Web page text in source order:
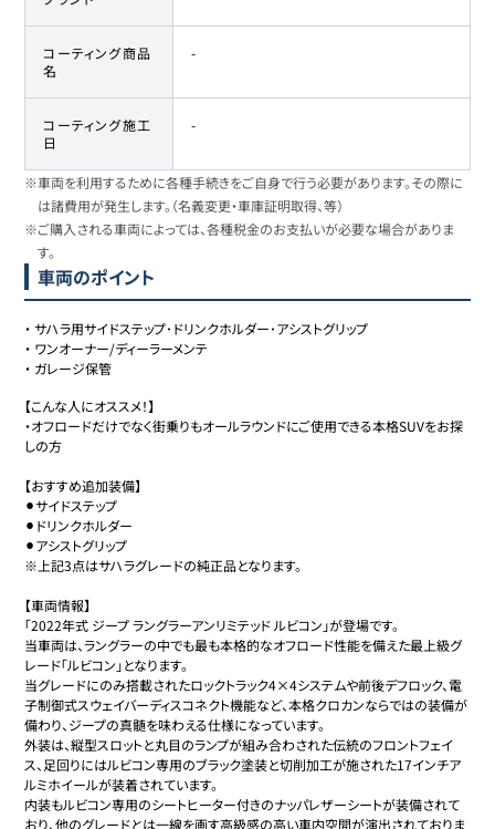
コーティング商品
名
-
コーティング施工
日
-
※車両を利用するために各種手続きをご自身で行う必要があります。その際に
は諸費用が発生します。（名義変更・車庫証明取得、等）
※ご購入される車両によっては、各種税金のお支払いが必要な場合がありま
す。
車両のポイント
・サハラ用サイドステップ･ドリンクホルダー･アシストグリップ
・ ワンオーナー/ディーラーメンテ
・ ガレージ保管
【こんな人にオススメ！】
・オフロードだけでなく街乗りもオールラウンドにご使用できる本格SUVをお探
しの方
【おすすめ追加装備】
⚫︎サイドステップ
⚫︎ドリンクホルダー
⚫︎アシストグリップ
※上記3点はサハラグレードの純正品となります。
【車両情報】
「2022年式 ジープ ラングラーアンリミテッド ルビコン」が登場です。
当車両は、ラングラーの中でも最も本格的なオフロード性能を備えた最上級グ
レード「ルビコン」となります。
当グレードにのみ搭載されたロックトラック4×4システムや前後デフロック、電
子制御式スウェイバーディスコネクト機能など、本格クロカンならではの装備が
備わり、ジープの真髄を味わえる仕様になっています。
外装は、縦型スロットと丸目のランプが組み合わされた伝統のフロントフェイ
ス、足回りにはルビコン専用のブラック塗装と切削加工が施された17インチア
ルミホイールが装着されています。
内装もルビコン専用のシートヒーター付きのナッパレザーシートが装備されて
おり、他のグレードとは一線を画す高級感の高い車内空間が演出されておりま